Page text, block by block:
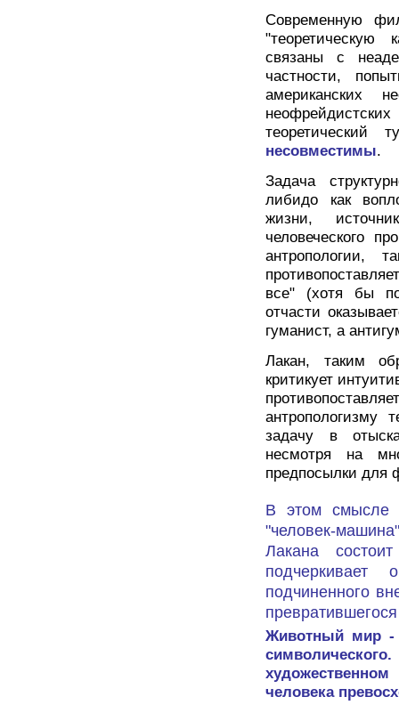
Современную
"теоретическую
связаны с
частности,
американских
теоретический
несовместимы.
Задача
либидо как
жизни,
человеческого
все" (хотя бы
отчасти
гуманист, а
Лакан, таким
критикует
антропологизму
задачу в
несмотря на
предпосылки для
В этом смысле
"человек-
Лакана
подчеркивает
подчиненного
Животный мир -
человека